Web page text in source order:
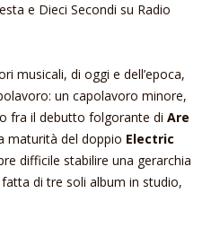
e Dieci Secondi su Radio
musicali, di oggi e dell’epoca,
un capolavoro minore,
fra il debutto folgorante di Are
maturità del doppio Electric
difficile stabilire una gerarchia
di tre soli album in studio,